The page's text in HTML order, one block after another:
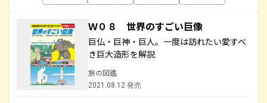
Ｗ０８ 世界のすごい巨像
巨仏・巨神・巨人。一度は訪れたい愛すべ
き巨大造形を解説
旅の図鑑
2021.08.12 発売